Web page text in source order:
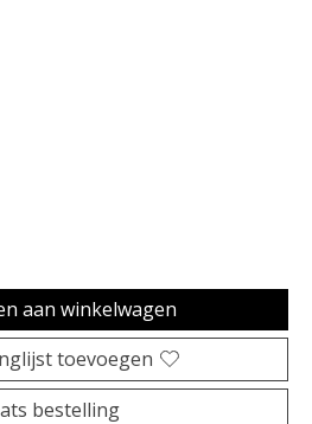
product is
aan winkelwagen
toevoegen
bestelling